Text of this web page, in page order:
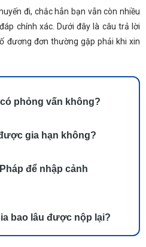
đi, chắc hẳn bạn vẫn còn nhiều
chính xác. Dưới đây là câu trả lời
đương đơn thường gặp phải khi xin
phỏng vấn không?
gia hạn không?
để nhập cảnh
bao lâu được nộp lại?